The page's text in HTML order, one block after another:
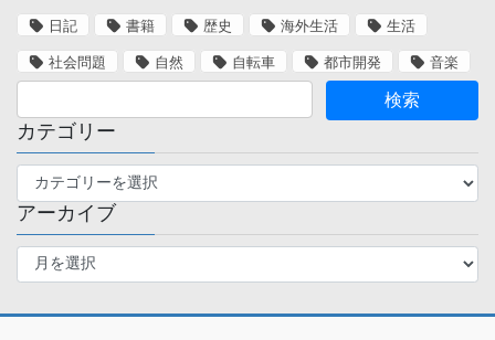
日記 書籍 歴史 海外生活 生活
社会問題 自然 自転車 都市開発 音楽
カテゴリー
テ
ゴ
リ
アーカイブ
ア
イ